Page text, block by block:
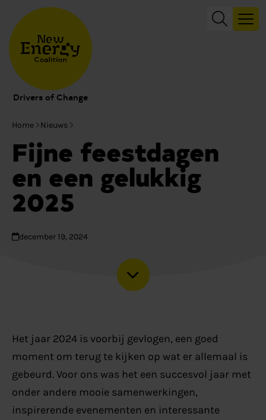
Drivers of Change
Home Nieuws
Fijne feestdagen
en een gelukkig
2025
december 19, 2024
Het jaar 2024 is voorbij gevlogen, een goed
moment om terug te kijken op wat er allemaal is
gebeurd. Voor ons was het een succesvol jaar met
onder andere mooie samenwerkingen,
inspirerende evenementen en interessante